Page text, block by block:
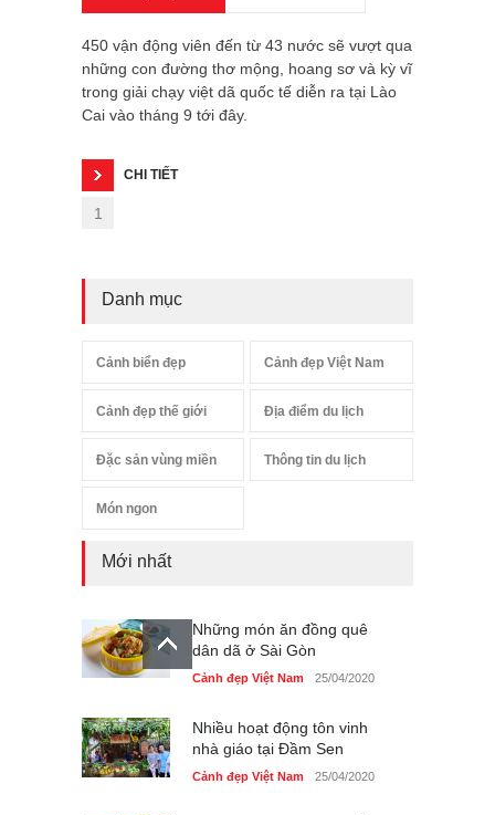
450 vận động viên đến từ 43 nước sẽ vượt qua
những con đường thơ mộng, hoang sơ và kỳ vĩ
trong giải chạy việt dã quốc tế diễn ra tại Lào
Cai vào tháng 9 tới đây.
CHI TIẾT
1
Danh mục
Cảnh biển đẹp Cảnh đẹp Việt Nam
Cảnh đẹp thế giới Địa điểm du lịch
Đặc sản vùng miền Thông tin du lịch
Món ngon
Mới nhất
Những món ăn đồng quê
dân dã ở Sài Gòn
Cảnh đẹp Việt Nam 25/04/2020
Nhiều hoạt động tôn vinh
nhà giáo tại Đầm Sen
Cảnh đẹp Việt Nam 25/04/2020